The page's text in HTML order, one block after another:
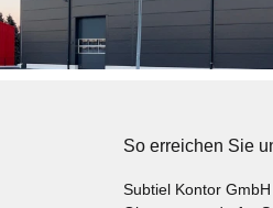
So erreichen Sie
Subtiel Kontor GmbH